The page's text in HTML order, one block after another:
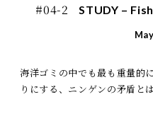
#04-2 STUDY –
海洋ゴミの中でも最も重量的
りにする、ニンゲンの矛盾とは